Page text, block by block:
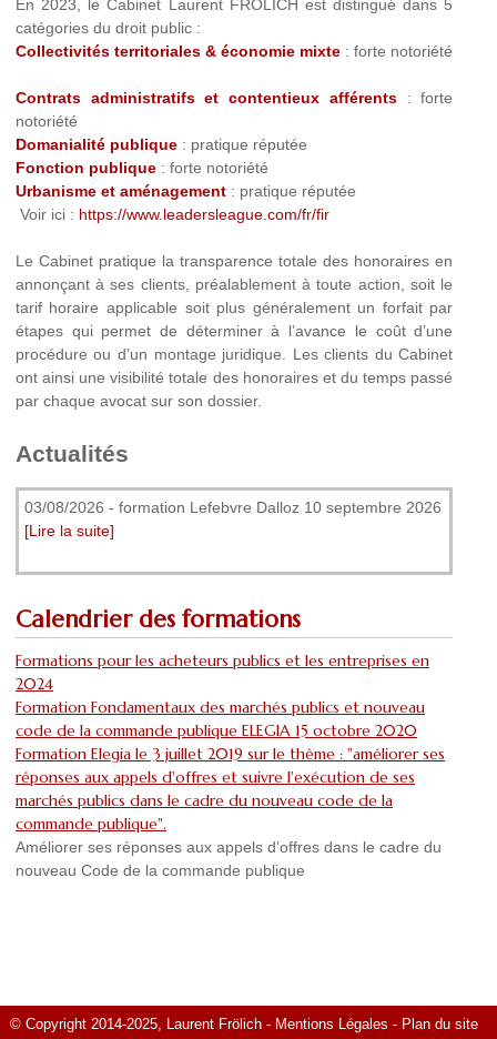
En 2023, le Cabinet Laurent FRÖLICH est distingué dans 5
catégories du droit public :
Collectivités territoriales & économie mixte : forte notoriété
Contrats administratifs et contentieux afférents: forte
notoriété
Domanialité publique: pratique réputée
Fonction publique: forte notoriété
Urbanisme et aménagement: pratique réputée
Voir ici : https://www.leadersleague.com/fr/fir
Le Cabinet pratique la transparence totale des honoraires en
annonçant à ses clients, préalablement à toute action, soit le
tarif horaire applicable soit plus généralement un forfait par
étapes qui permet de déterminer à l’avance le coût d’une
procédure ou d’un montage juridique. Les clients du Cabinet
ont ainsi une visibilité totale des honoraires et du temps passé
par chaque avocat sur son dossier.
Actualités
03/08/2026 - formation Lefebvre Dalloz 10 septembre 2026
[Lire la suite]
Calendrier des formations
Formations pour les acheteurs publics et les entreprises en
2024
Formation Fondamentaux des marchés publics et nouveau
code de la commande publique ELEGIA 15 octobre 2020
Formation Elegia le 3 juillet 2019 sur le thème : "améliorer ses
réponses aux appels d'offres et suivre l'exécution de ses
marchés publics dans le cadre du nouveau code de la
commande publique".
Améliorer ses réponses aux appels d’offres dans le cadre du
nouveau Code de la commande publique
© Copyright 2014-2025, Laurent Frölich - Mentions Légales - Plan du site